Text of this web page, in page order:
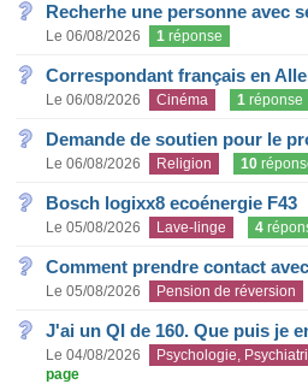
Recherhe une personne avec
Le 06/08/2026 1 réponse
Correspondant français en
Le 06/08/2026 Cinéma 1 réponse
Demande de soutien pour le
Le 06/08/2026 Religion 10
Bosch logixx8 ecoénergie F43
Le 05/08/2026 Lave-linge 4
Comment prendre contact
Le 05/08/2026 Pension de réversion
J'ai un QI de 160. Que puis je
Le 04/08/2026 Psychologie,
page